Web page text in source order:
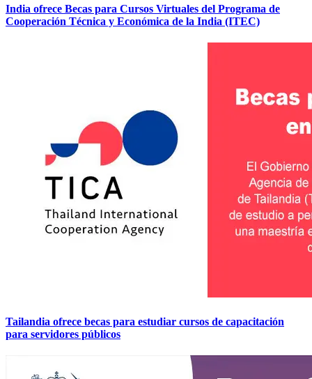
India ofrece Becas para Cursos Virtuales del Programa de
Cooperación Técnica y Económica de la India (ITEC)
Tailandia ofrece becas para estudiar cursos de capacitación
para servidores públicos